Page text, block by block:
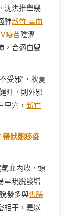
沈洪推舉幾
肺新竹 高血
疫苗陰潤
，合適白叟
受邪”，秋夏
旺，則外邪
里穴， 新竹
帶狀皰疹疫
血內收，頭
呈現脫發增
發多與供膳
相干，是以